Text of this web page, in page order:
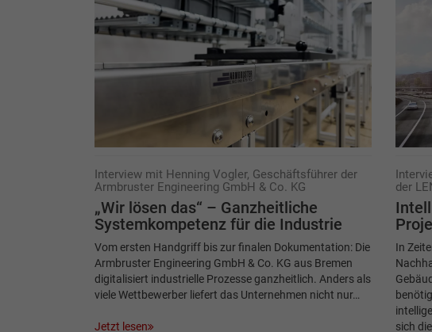
Interview mit Henning Vogler, Geschäftsführer der
Armbruster Engineering GmbH & Co. KG
„Wir lösen das“ – Ganzheitliche
Systemkompetenz für die Industrie
Vom ersten Handgriff bis zur finalen Dokumentation: Die
Armbruster Engineering GmbH & Co. KG aus Bremen
digitalisiert industrielle Prozesse ganzheitlich. Anders als
viele Wettbewerber liefert das Unternehmen nicht nur…
Jetzt lesen
der
In
sich